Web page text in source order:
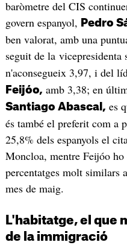
baròmetre del CIS
govern espanyol, Pedro
ben valorat, amb una
seguit de la vicepresidenta
n'aconsegueix 3,97, i del
Feijóo, amb 3,38; en
Santiago Abascal, es
és també el preferit com a
25,8% dels espanyols el
Moncloa, mentre Feijóo
percentatges molt similars
mes de maig.
L'habitatge, el que
de la immigració